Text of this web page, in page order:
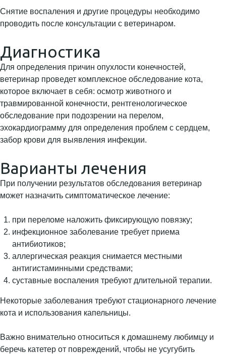
Снятие воспаления и другие процедуры необходимо
проводить после консультации с ветеринаром.
Диагностика
Для определения причин опухлости конечностей,
ветеринар проведет комплексное обследование кота,
которое включает в себя: осмотр животного и
травмированной конечности, рентгенологическое
обследование при подозрении на перелом,
эхокардиограмму для определения проблем с сердцем,
забор крови для выявления инфекции.
Варианты лечения
При получении результатов обследования ветеринар
может назначить симптоматическое лечение:
при переломе наложить фиксирующую повязку;
инфекционное заболевание требует приема
антибиотиков;
аллергическая реакция снимается местными
антигистаминными средствами;
суставные воспаления требуют длительной терапии.
Некоторые заболевания требуют стационарного лечение
кота и использования капельницы.
Важно внимательно относиться к домашнему любимцу и
беречь катетер от повреждений, чтобы не усугубить